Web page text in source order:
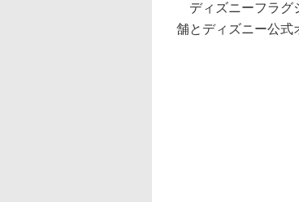
ディズニーフラグ
舗とディズニー公式